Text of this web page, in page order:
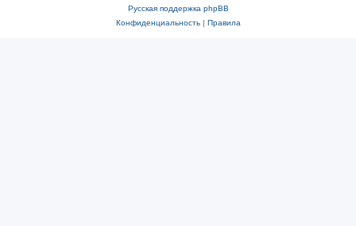
Русская поддержка phpBB
Конфиденциальность| Правила